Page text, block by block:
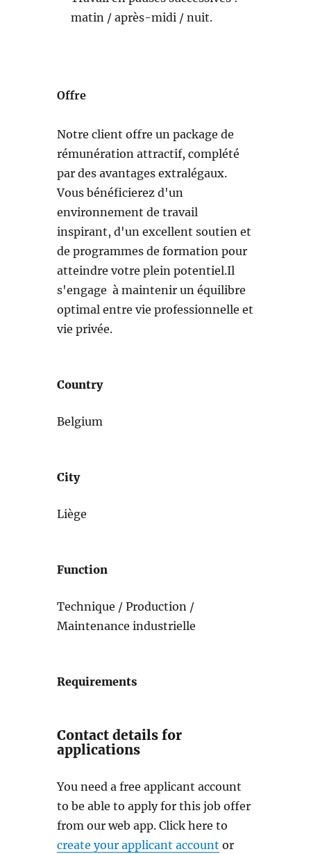
matin / après-midi / nuit.
Offre
Notre client offre un package de
rémunération attractif, complété
par des avantages extralégaux.
Vous bénéficierez d'un
environnement de travail
inspirant, d'un excellent soutien et
de programmes de formation pour
atteindre votre plein potentiel.Il
s'engage à maintenir un équilibre
optimal entre vie professionnelle et
vie privée.
Country
Belgium
City
Liège
Function
Technique / Production /
Maintenance industrielle
Requirements
Contact details for
applications
You need a free applicant account
to be able to apply for this job offer
from our web app. Click here to
create your applicant account or